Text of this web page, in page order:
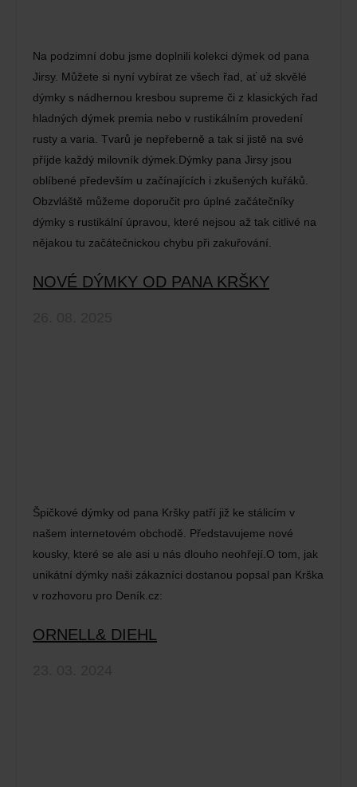
Na podzimní dobu jsme doplnili kolekci dýmek od pana
Jirsy. Můžete si nyní vybírat ze všech řad, ať už skvělé
dýmky s nádhernou kresbou supreme či z klasických řad
hladných dýmek premia nebo v rustikálním provedení
rusty a varia. Tvarů je nepřeberně a tak si jistě na své
příjde každý milovník dýmek.Dýmky pana Jirsy jsou
oblíbené především u začínajících i zkušených kuřáků.
Obzvláště můžeme doporučit pro úplné začátečníky
dýmky s rustikální úpravou, které nejsou až tak citlivé na
nějakou tu začátečnickou chybu při zakuřování.
NOVÉ DÝMKY OD PANA KRŠKY
Špičkové dýmky od pana Kršky patří již ke stálicím v
našem internetovém obchodě. Představujeme nové
kousky, které se ale asi u nás dlouho neohřejí.O tom, jak
unikátní dýmky naši zákazníci dostanou popsal pan Krška
v rozhovoru pro Deník.cz:
ORNELL& DIEHL